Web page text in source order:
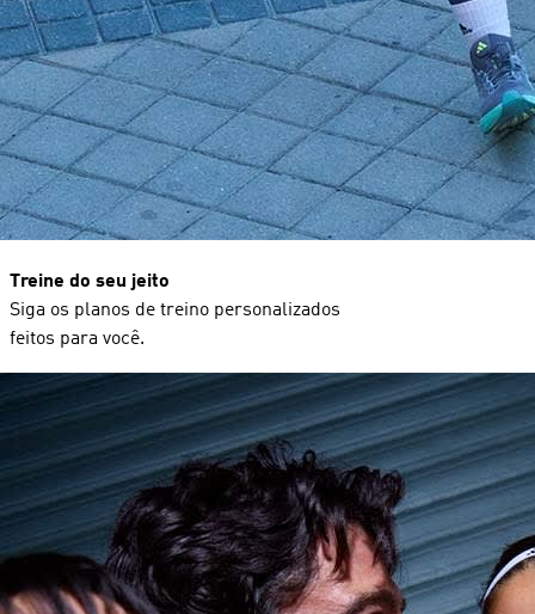
Treine do seu jeito
Siga os planos de treino personalizados
feitos para você.